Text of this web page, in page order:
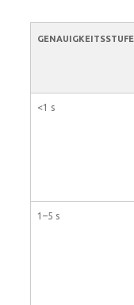
GENAUIGKEITSSTUFE
<1 s
1–5 s